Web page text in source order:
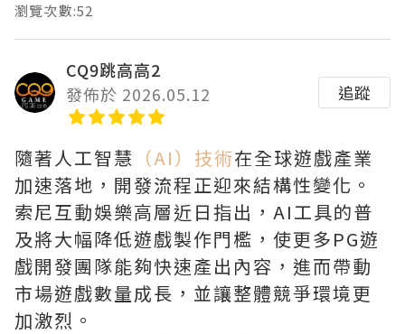
瀏覽次數:52
CQ9跳高高2
發佈於 2026.05.12
追蹤
隨著人工智慧 （AI）技術在全球遊戲產業
加速落地，開發流程正迎來結構性變化。
索尼互動娛樂高層近日指出，AI工具的普
及將大幅降低遊戲製作門檻，使更多PG遊
戲開發團隊能夠快速產出內容，進而帶動
市場遊戲數量成長，並讓整體競爭環境更
加激烈。